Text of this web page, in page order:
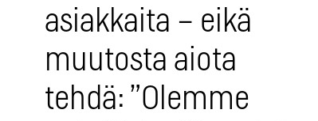
asiakkaita – eikä
muutosta aiota
tehdä: ”Olemme